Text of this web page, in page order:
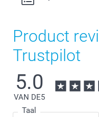
Product
Trustpilot
5.0
VAN DE5
Taal